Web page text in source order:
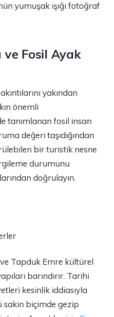
yumuşak ışığı fotoğraf
ve Fosil Ayak
yakından
önemli
tanımlanan fosil insan
değeri taşıdığından
bir turistik nesne
durumunu
doğrulayın.
Tapduk Emre kültürel
barındırır. Tarihi
kesinlik iddiasıyla
sakin biçimde gezip